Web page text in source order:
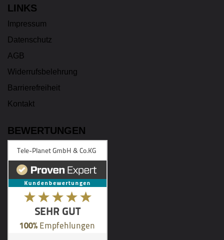
LINKS
Impressum
Datenschutz
AGB
Widerrufsbelehrung
Barrierefreiheit
Kontakt
BEWERTUNGEN